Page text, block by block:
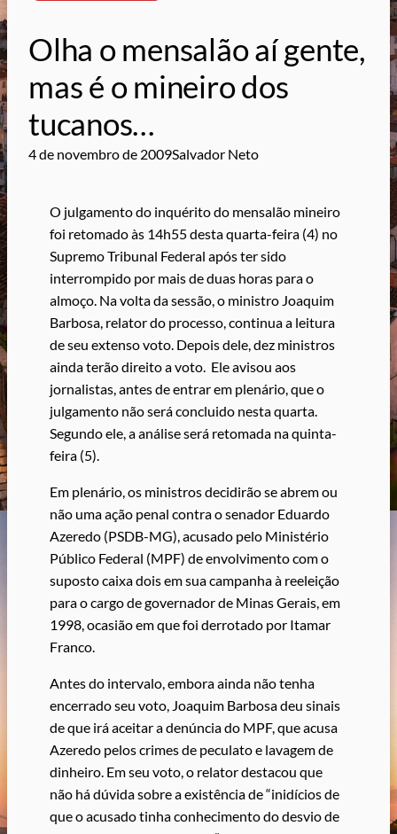
Olha o mensalão aí gente,
mas é o mineiro dos
tucanos…
4 de novembro de 2009Salvador Neto
O julgamento do inquérito do mensalão mineiro
foi retomado às 14h55 desta quarta-feira (4) no
Supremo Tribunal Federal após ter sido
interrompido por mais de duas horas para o
almoço. Na volta da sessão, o ministro Joaquim
Barbosa, relator do processo, continua a leitura
de seu extenso voto. Depois dele, dez ministros
ainda terão direito a voto. Ele avisou aos
jornalistas, antes de entrar em plenário, que o
julgamento não será concluido nesta quarta.
Segundo ele, a análise será retomada na quinta-
feira (5).
Em plenário, os ministros decidirão se abrem ou
não uma ação penal contra o senador Eduardo
Azeredo (PSDB-MG), acusado pelo Ministério
Público Federal (MPF) de envolvimento com o
suposto caixa dois em sua campanha à reeleição
para o cargo de governador de Minas Gerais, em
1998, ocasião em que foi derrotado por Itamar
Franco.
Antes do intervalo, embora ainda não tenha
encerrado seu voto, Joaquim Barbosa deu sinais
de que irá aceitar a denúncia do MPF, que acusa
Azeredo pelos crimes de peculato e lavagem de
dinheiro. Em seu voto, o relator destacou que
não há dúvida sobre a existência de “inidícios de
que o acusado tinha conhecimento do desvio de